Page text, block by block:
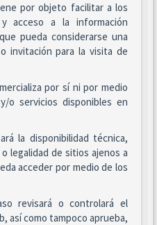
por objeto facilitar a los
acceso a la información
pueda considerarse una
invitación para la visita de
por sí ni por medio
o servicios disponibles en
la disponibilidad técnica,
legalidad de sitios ajenos a
acceder por medio de los
revisará o controlará el
así como tampoco aprueba,